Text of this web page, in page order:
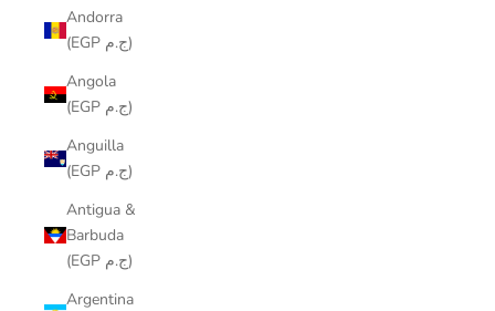
Andorra
(EGP ج.م)
Angola
(EGP ج.م)
Anguilla
(EGP ج.م)
Antigua &
Barbuda
(EGP ج.م)
Argentina